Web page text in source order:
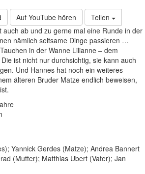
Auf YouTube hören
Teilen
auch ab und zu gerne mal eine Runde in der
nämlich seltsame Dinge passieren …
in der Wanne Lilianne – dem
ist nicht nur durchsichtig, sie kann auch
Und Hannes hat noch ein weiteres
älteren Bruder Matze endlich beweisen,
Yannick Gerdes (Matze); Andrea Bannert
(Mutter); Matthias Ubert (Vater); Jan